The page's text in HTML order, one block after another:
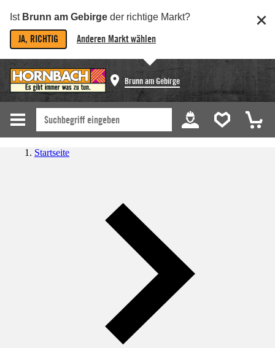
Ist Brunn am Gebirge der richtige Markt?
JA, RICHTIG Anderen Markt wählen
Brunn am Gebirge
Startseite